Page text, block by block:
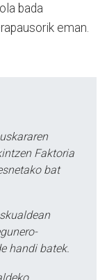
bada
eman.
Faktoria
bat
handi batek.